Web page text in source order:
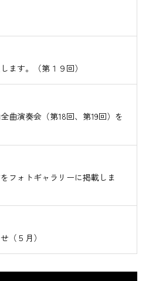
ます。（第１９回）
曲演奏会（第18回、第19回）を
フォトギャラリーに掲載しま
（５月）